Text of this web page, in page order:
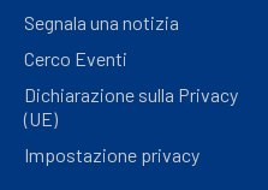
Segnala una notizia
Cerco Eventi
Dichiarazione sulla Privacy
(UE)
Impostazione privacy